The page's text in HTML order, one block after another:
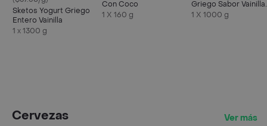
Sketos Yogurt Griego
Entero Vainilla
1 x 1300 g
Con Coco
1 X 160 g
Griego Sabor Vainilla
Francesa
1 X 1000 g
Cervezas Ver más